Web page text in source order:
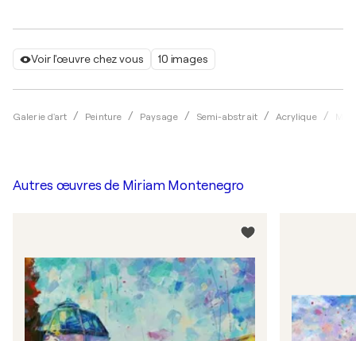
Voir l'œuvre chez vous 10 images
Galerie d'art Peinture Paysage Semi-abstrait Acrylique
Autres œuvres de Miriam Montenegro